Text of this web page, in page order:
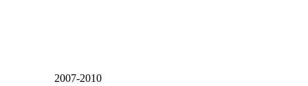
2007-2010